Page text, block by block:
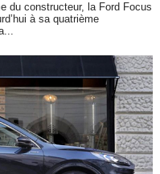
du constructeur, la Ford Focus
à sa quatrième